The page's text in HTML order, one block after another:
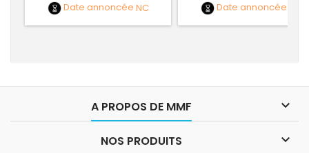
Date annoncée NC
Date annoncée
A PROPOS DE MMF 
NOS PRODUITS 